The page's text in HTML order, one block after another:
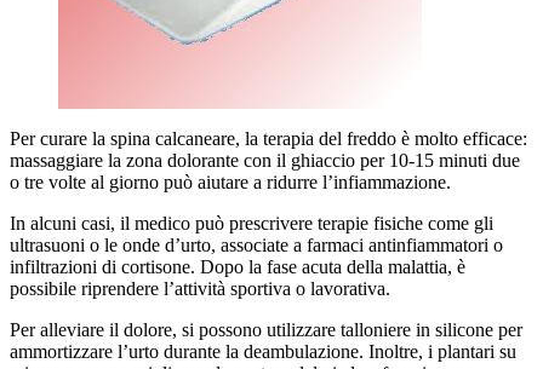
Per curare la spina calcaneare, la terapia del freddo è molto efficace:
massaggiare la zona dolorante con il ghiaccio per 10-15 minuti due
o tre volte al giorno può aiutare a ridurre l’infiammazione.
In alcuni casi, il medico può prescrivere terapie fisiche come gli
ultrasuoni o le onde d’urto, associate a farmaci antinfiammatori o
infiltrazioni di cortisone. Dopo la fase acuta della malattia, è
possibile riprendere l’attività sportiva o lavorativa.
Per alleviare il dolore, si possono utilizzare talloniere in silicone per
ammortizzare l’urto durante la deambulazione. Inoltre, i plantari su